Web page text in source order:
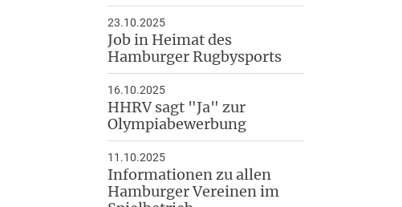
23.10.2025
Job in Heimat des
Hamburger Rugbysports
16.10.2025
HHRV sagt "Ja" zur
Olympiabewerbung
11.10.2025
Informationen zu allen
Hamburger Vereinen im